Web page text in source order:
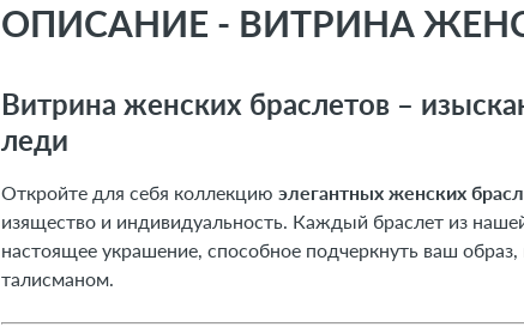
ОПИСАНИЕ - ВИТРИНА
Витрина женских браслетов –
леди
Откройте для себя коллекцию элегантных женских
изящество и индивидуальность. Каждый браслет из
настоящее украшение, способное подчеркнуть ваш
талисманом.